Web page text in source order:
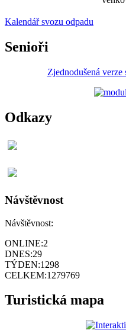
Kalendář svozu odpadu
Senioři
Zjednodušená
Odkazy
Návštěvnost
Návštěvnost:
ONLINE:2
DNES:29
TÝDEN:1298
CELKEM:1279769
Turistická mapa